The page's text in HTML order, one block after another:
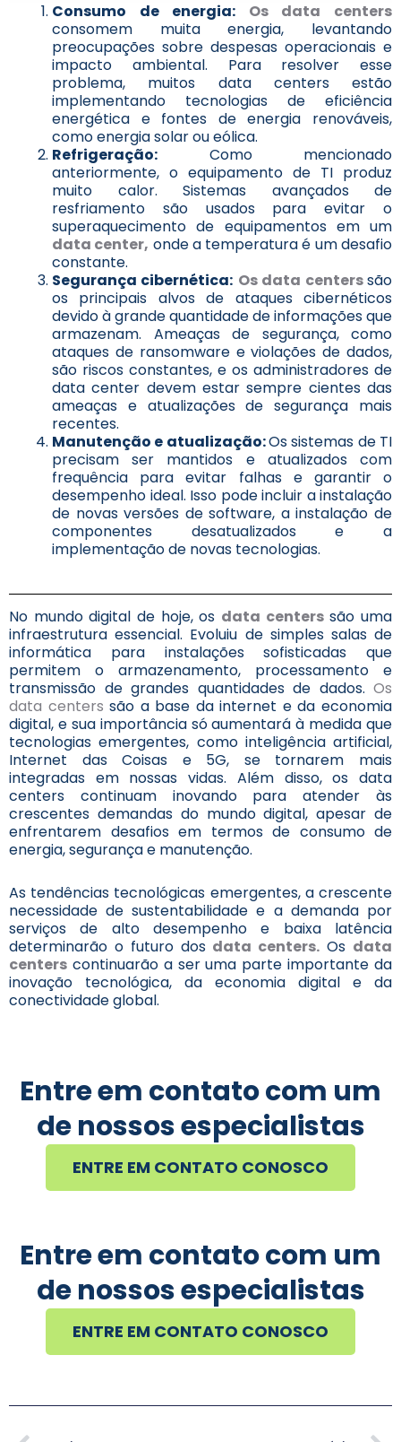
Consumo de energia: Os data centers
consomem muita energia, levantando
preocupações sobre despesas operacionais e
impacto ambiental. Para resolver esse
problema, muitos data centers estão
implementando tecnologias de eficiência
energética e fontes de energia renováveis,
como energia solar ou eólica.
Refrigeração: Como mencionado
anteriormente, o equipamento de TI produz
muito calor. Sistemas avançados de
resfriamento são usados para evitar o
superaquecimento de equipamentos em um
data center, onde a temperatura é um desafio
constante.
Segurança cibernética: Os data centerssão
os principais alvos de ataques cibernéticos
devido à grande quantidade de informações que
armazenam. Ameaças de segurança, como
ataques de ransomware e violações de dados,
são riscos constantes, e os administradores de
data center devem estar sempre cientes das
ameaças e atualizações de segurança mais
recentes.
Manutenção e atualização:Os sistemas de TI
precisam ser mantidos e atualizados com
frequência para evitar falhas e garantir o
desempenho ideal. Isso pode incluir a instalação
de novas versões de software, a instalação de
componentes desatualizados e a
implementação de novas tecnologias.
No mundo digital de hoje, os data centerssão uma
infraestrutura essencial. Evoluiu de simples salas de
informática para instalações sofisticadas que
permitem o armazenamento, processamento e
transmissão de grandes quantidades de dados. Os
data centers são a base da internet e da economia
digital, e sua importância só aumentará à medida que
tecnologias emergentes, como inteligência artificial,
Internet das Coisas e 5G, se tornarem mais
integradas em nossas vidas. Além disso, os data
centers continuam inovando para atender às
crescentes demandas do mundo digital, apesar de
enfrentarem desafios em termos de consumo de
energia, segurança e manutenção.
As tendências tecnológicas emergentes, a crescente
necessidade de sustentabilidade e a demanda por
serviços de alto desempenho e baixa latência
determinarão o futuro dos data centers. Os data
centers continuarão a ser uma parte importante da
inovação tecnológica, da economia digital e da
conectividade global.
Entre em contato com um
de nossos especialistas
ENTRE EM CONTATO CONOSCO
Entre em contato com um
de nossos especialistas
ENTRE EM CONTATO CONOSCO
Anterior